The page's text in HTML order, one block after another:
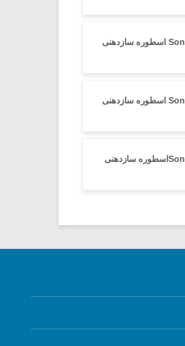
Sonny Boy اسطوره سازدهنی
Sonny Boy اسطوره سازدهنی
Sonny Boyاسطوره سازدهنی